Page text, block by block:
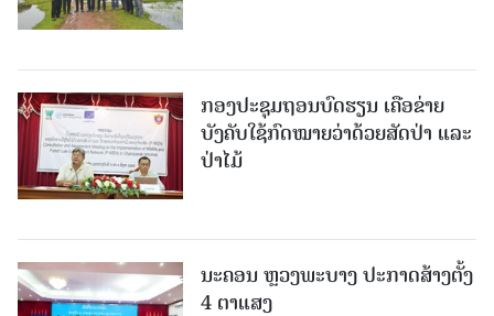
ກອງປະຊຸມຖອນບົດຮຽນ ເຄືອຂ່າຍ
ບັງຄັບໃຊ້ກົດໝາຍວ່າດ້ວຍສັດປ່າ ແລະ
ປ່າໄມ້
ນະຄອນ ຫຼວງພະບາງ ປະ​ກາດ​ສ້າງ​ຕັ້ງ
4 ຕາແສງ